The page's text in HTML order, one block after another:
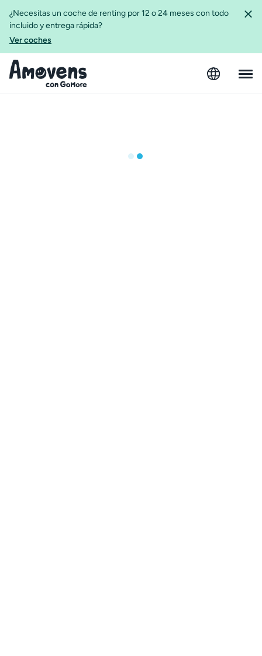
¿Necesitas un coche de renting por 12 o 24 meses con todo
incluido y entrega rápida?
Ver coches